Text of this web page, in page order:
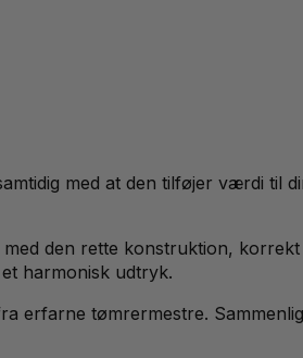
med at den tilføjer værdi
den rette konstruktion,
harmonisk udtryk.
erfarne tømrermestre.